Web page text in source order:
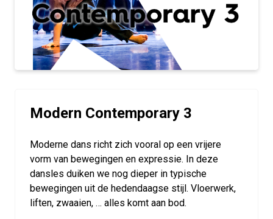
Modern Contemporary 3
Moderne dans richt zich vooral op een vrijere
vorm van bewegingen en expressie. In deze
dansles duiken we nog dieper in typische
bewegingen uit de hedendaagse stijl. Vloerwerk,
liften, zwaaien, … alles komt aan bod.